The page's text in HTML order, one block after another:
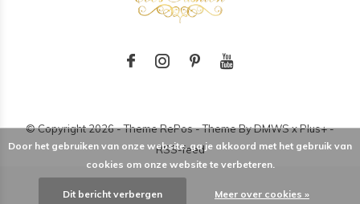
© Copyright2026- Theme RePos - Theme ByDMWSxPlus+-
RSS-feed
Door het gebruiken van onze website, ga je akkoord met het gebruik van
cookies om onze website te verbeteren.
Dit bericht verbergen Meer over cookies »